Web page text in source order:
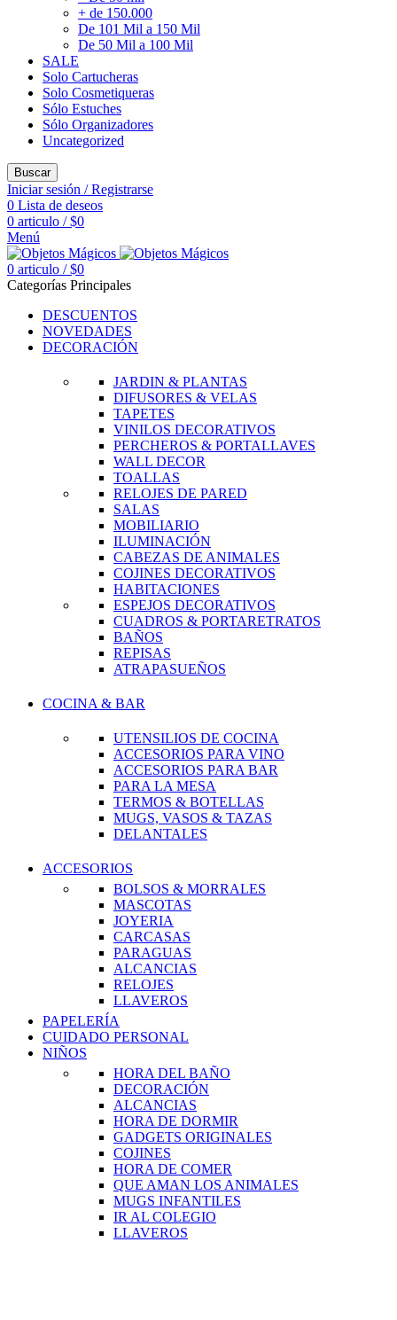
+ de 150.000
De 101 Mil a 150 Mil
De 50 Mil a 100 Mil
SALE
Solo Cartucheras
Solo Cosmetiqueras
Sólo Estuches
Sólo Organizadores
Uncategorized
Buscar
Iniciar sesión / Registrarse
0 Lista de deseos
0 articulo / $0
Menú
0 articulo / $0
Categorías Principales
DESCUENTOS
NOVEDADES
DECORACIÓN
JARDIN & PLANTAS
DIFUSORES & VELAS
TAPETES
VINILOS DECORATIVOS
PERCHEROS & PORTALLAVES
WALL DECOR
TOALLAS
RELOJES DE PARED
SALAS
MOBILIARIO
ILUMINACIÓN
CABEZAS DE ANIMALES
COJINES DECORATIVOS
HABITACIONES
ESPEJOS DECORATIVOS
CUADROS & PORTARETRATOS
BAÑOS
REPISAS
ATRAPASUEÑOS
COCINA & BAR
UTENSILIOS DE COCINA
ACCESORIOS PARA VINO
ACCESORIOS PARA BAR
PARA LA MESA
TERMOS & BOTELLAS
MUGS, VASOS & TAZAS
DELANTALES
ACCESORIOS
BOLSOS & MORRALES
MASCOTAS
JOYERIA
CARCASAS
PARAGUAS
ALCANCIAS
RELOJES
LLAVEROS
PAPELERÍA
CUIDADO PERSONAL
NIÑOS
HORA DEL BAÑO
DECORACIÓN
ALCANCIAS
HORA DE DORMIR
GADGETS ORIGINALES
COJINES
HORA DE COMER
QUE AMAN LOS ANIMALES
MUGS INFANTILES
IR AL COLEGIO
LLAVEROS